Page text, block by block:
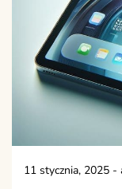
11 stycznia, 2025 -